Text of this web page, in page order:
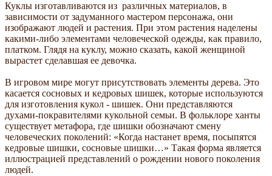
Куклы изготавливаются из различных материалов, в
зависимости от задуманного мастером персонажа, они
изображают людей и растения. При этом растения наделены
какими-либо элементами человеческой одежды, как правило,
платком. Глядя на куклу, можно сказать, какой женщиной
вырастет сделавшая ее девочка.
В игровом мире могут присутствовать элементы дерева. Это
касается сосновых и кедровых шишек, которые используются
для изготовления кукол - шишек. Они представляются
духами-покравителями кукольной семьи. В фольклоре ханты
существует метафора, где шишки обозначают смену
человеческих поколений: «Когда настанет время, посыпятся
кедровые шишки, сосновые шишки…» Такая форма является
иллюстрацией представлений о рождении нового поколения
людей.